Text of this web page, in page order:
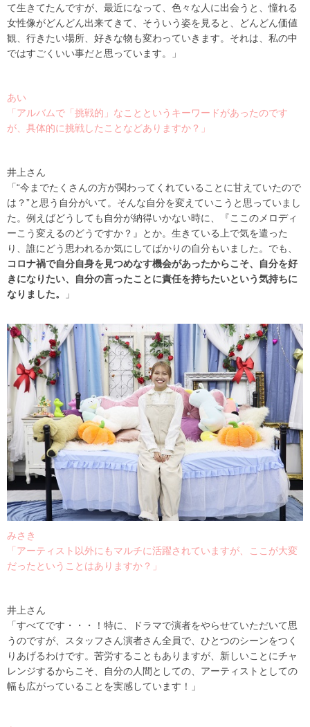
て生きてたんですが、最近になって、色々な人に出会うと、憧れる
女性像がどんどん出来てきて、そういう姿を見ると、どんどん価値
観、行きたい場所、好きな物も変わっていきます。それは、私の中
ではすごくいい事だと思っています。」
あい
「アルバムで「挑戦的」なことというキーワードがあったのです
が、具体的に挑戦したことなどありますか？」
井上さん
「“今までたくさんの方が関わってくれていることに甘えていたので
は？”と思う自分がいて。そんな自分を変えていこうと思っていまし
た。例えばどうしても自分が納得いかない時に、『ここのメロディ
ーこう変えるのどうですか？』とか。生きている上で気を遣った
り、誰にどう思われるか気にしてばかりの自分もいました。でも、
コロナ禍で自分自身を見つめなす機会があったからこそ、自分を好
きになりたい、自分の言ったことに責任を持ちたいという気持ちに
なりました。
」
みさき
「アーティスト以外にもマルチに活躍されていますが、ここが大変
だったということはありますか？」
井上さん
「すべてです・・・！特に、ドラマで演者をやらせていただいて思
うのですが、スタッフさん演者さん全員で、ひとつのシーンをつく
りあげるわけです。苦労することもありますが、新しいことにチャ
レンジするからこそ、自分の人間としての、アーティストとしての
幅も広がっていることを実感しています！」